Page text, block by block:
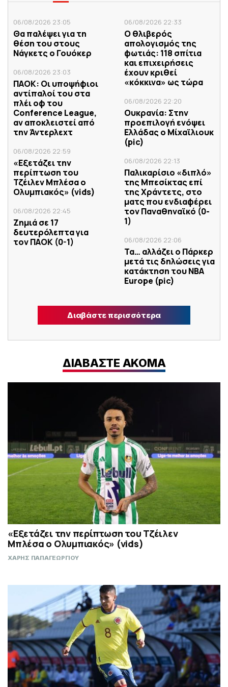
06/08/2026 23:05
Θα παλέψει για τη
θέση του στους
Νάγκετς ο Γουόκερ
06/08/2026 23:03
ΠΑΟΚ: Οι υποψήφιοι
αντίπαλοί του στα
πλέι οφ του
Conference League,
αν αποκλειστεί από
την Άντερλεχτ
06/08/2026 22:59
«Εξετάζει την
περίπτωση του
Τζέιλεν Μπλέσα ο
Ολυμπιακός» (vids)
06/08/2026 22:45
Ζημιά σε 17
δευτερόλεπτα για
τον ΠΑΟΚ (0-1)
06/08/2026 22:33
Ο θλιβερός
απολογισμός της
φωτιάς: 118 σπίτια
και επιχειρήσεις
έχουν κριθεί
«κόκκινα» ως τώρα
06/08/2026 22:20
Ουκρανία: Στην
προεπιλογή ενόψει
Ελλάδας ο Μίχαϊλιουκ
(pic)
06/08/2026 22:13
Παλικαρίσιο «διπλό»
της Μπεσίκτας επί
της Χράντετς, στο
ματς που ενδιαφέρει
τον Παναθηναϊκό (0-
1)
06/08/2026 22:06
Τα… αλλάζει ο Πάρκερ
μετά τις δηλώσεις για
κατάκτηση του ΝΒΑ
Europe (pic)
Διαβάστε περισσότερα
ΔΙΑΒΑΣΤΕ ΑΚΟΜΑ
«Εξετάζει την περίπτωση του Τζέιλεν
Μπλέσα ο Ολυμπιακός» (vids)
ΧΑΡΗΣ ΠΑΠΑΓΕΩΡΓΙΟΥ